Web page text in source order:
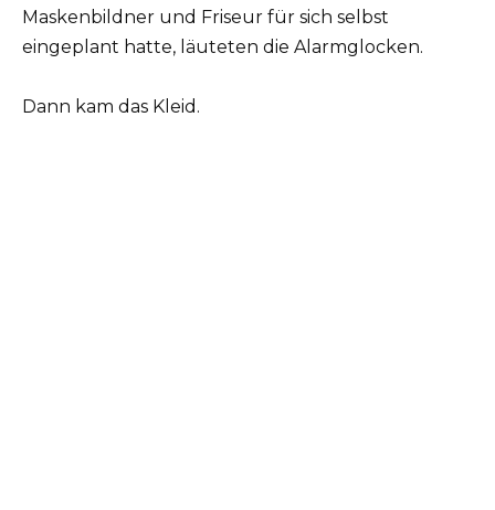
Maskenbildner und Friseur für sich selbst
eingeplant hatte, läuteten die Alarmglocken.
Dann kam das Kleid.